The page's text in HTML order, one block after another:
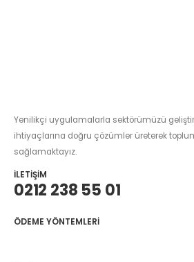
Yenilikçi uygulamalarla sektörümüzü
ihtiyaçlarına doğru çözümler üreterek
sağlamaktayız.
İLETIŞIM
0212 238 55 01
ÖDEME YÖNTEMLERI